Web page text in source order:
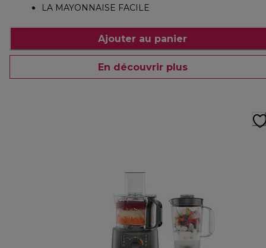
LA MAYONNAISE FACILE
Ajouter au panier
En découvrir plus